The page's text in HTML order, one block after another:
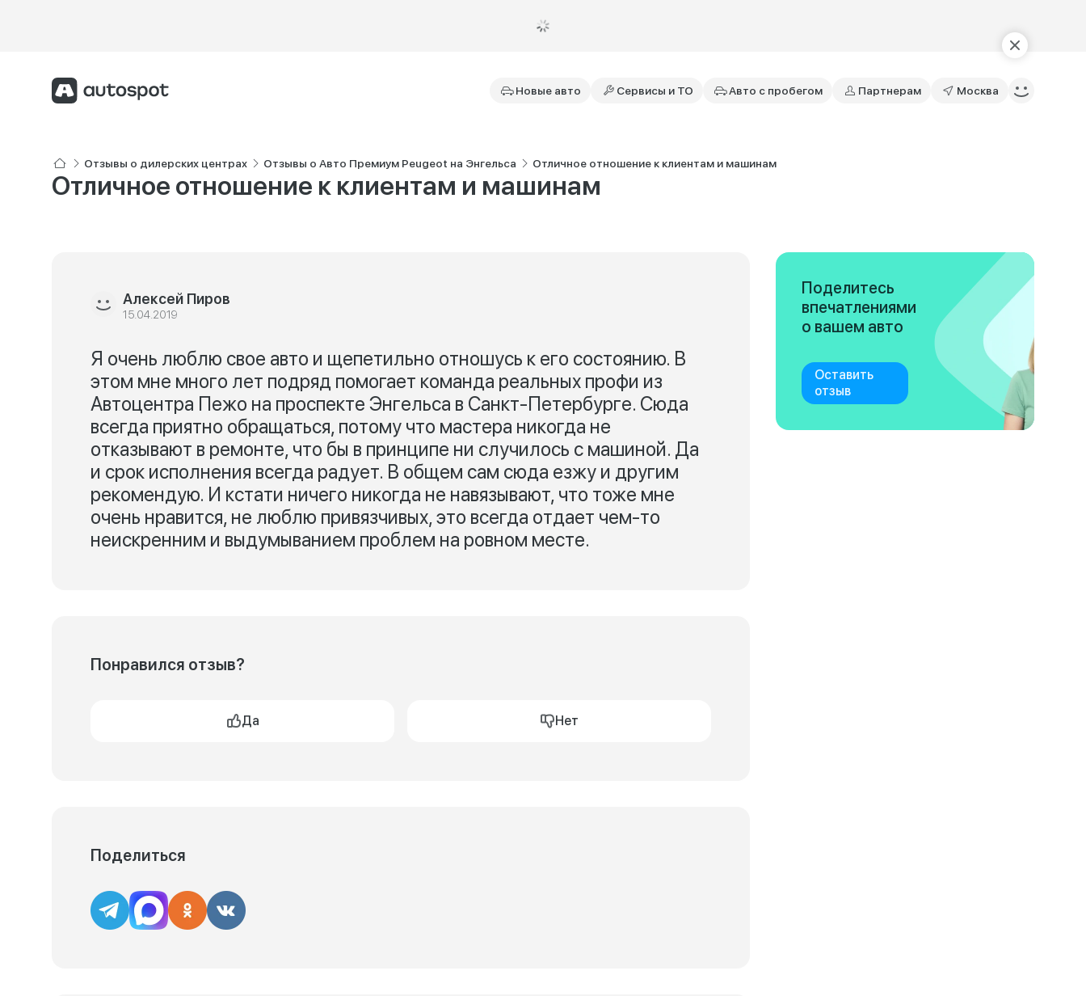
Новые авто Сервисы и ТО Авто с пробегом Партнерам Москва
Отзывы о дилерских центрах Отзывы о Авто Премиум Peugeot на Энгельса Отличное отношение к клиентам и машинам
Отличное отношение к клиентам и машинам
Алексей Пиров
15.04.2019
Я очень люблю свое авто и щепетильно отношусь к его состоянию. В
этом мне много лет подряд помогает команда реальных профи из
Автоцентра Пежо на проспекте Энгельса в Санкт-Петербурге. Сюда
всегда приятно обращаться, потому что мастера никогда не
отказывают в ремонте, что бы в принципе ни случилось с машиной. Да
и срок исполнения всегда радует. В общем сам сюда езжу и другим
рекомендую. И кстати ничего никогда не навязывают, что тоже мне
очень нравится, не люблю привязчивых, это всегда отдает чем-то
неискренним и выдумыванием проблем на ровном месте.
Понравился отзыв?
Да Нет
Поделиться
Поделитесь
впечатлениями
о вашем авто
Оставить
отзыв